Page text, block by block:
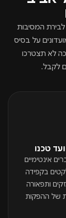
המסיבות
על בסיס
לא תצטרכו
לקבל.
טכנו
אינטימיים
בקפידה
ותפאורה
של ההפקות